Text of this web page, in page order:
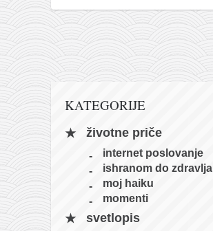
kobudo
nunchaku
bo
tonfa
sai
timbei rochin
tsunami dojo
program
snimci nastupa
galerija kluba
KATEGORIJE
životne priče
internet poslovanje
ishranom do zdravlja
moj haiku
momenti
svetlopis